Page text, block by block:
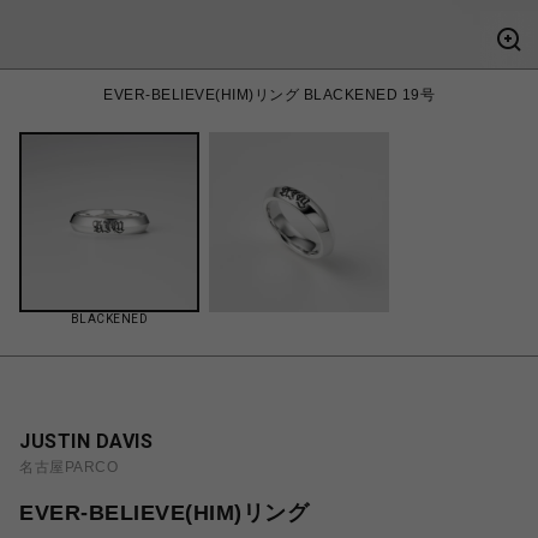
EVER-BELIEVE(HIM)リング BLACKENED 19号
BLACKENED
JUSTIN DAVIS
名古屋PARCO
EVER-BELIEVE(HIM)リング